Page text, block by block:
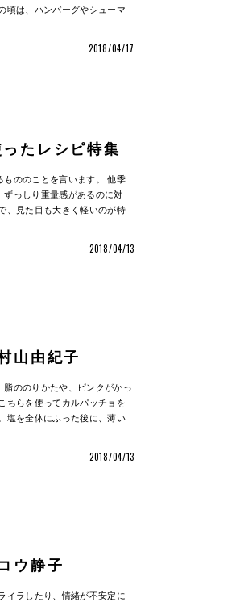
頃は、ハンバーグやシューマ
2018/04/17
たレシピ特集
もののことを言います。 他季
っしり重量感があるのに対
、見た目も大きく軽いのが特
2018/04/13
山由紀子
ののりかたや、ピンクがかっ
ちらを使ってカルパッチョを
塩を全体にふった後に、薄い
2018/04/13
ウ静子
イラしたり、情緒が不安定に